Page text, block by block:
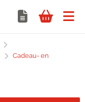
Cadeau- en